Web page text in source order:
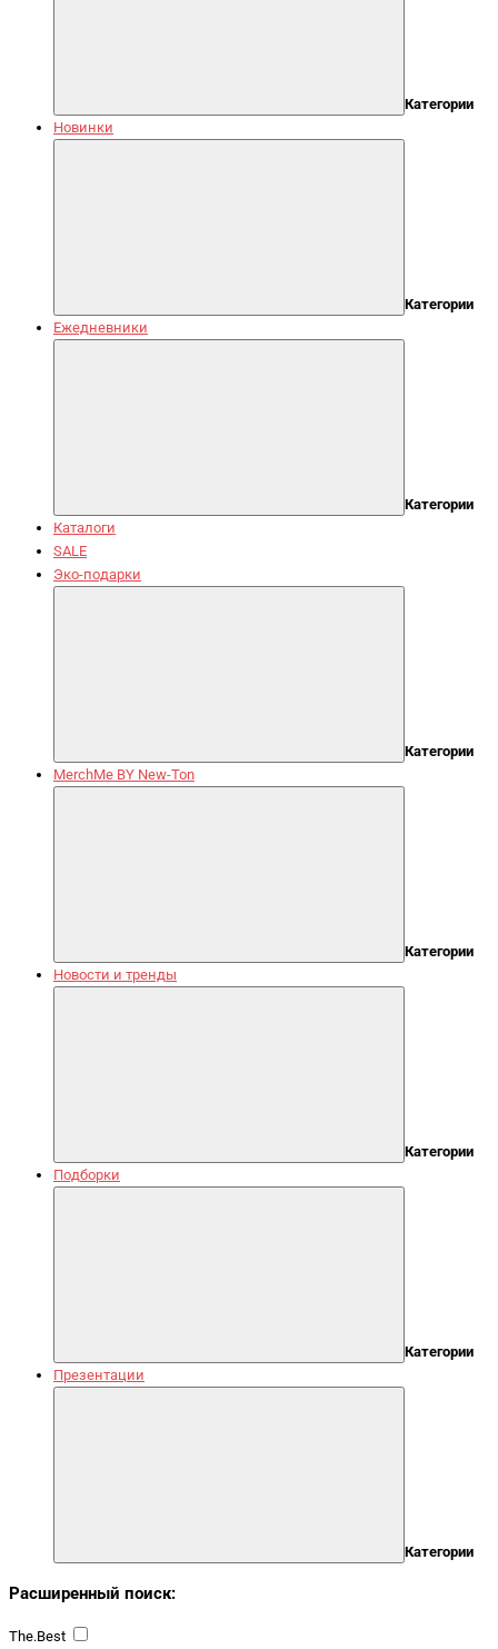
Категории
Новинки
Категории
Ежедневники
Категории
Каталоги
SALE
Эко-подарки
Категории
MerchMe BY New-Ton
Категории
Новости и тренды
Категории
Подборки
Категории
Презентации
Категории
Расширенный поиск:
The.Best